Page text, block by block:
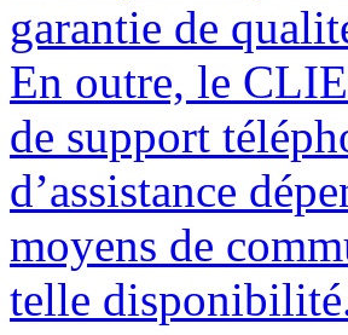
garantie de
En outre, le
de support
d’assistance
moyens de
telle